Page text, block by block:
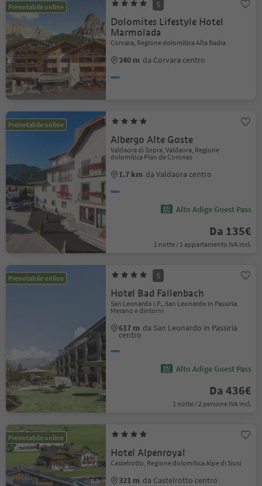
Prenotabile online S
Dolomites Lifestyle Hotel
Marmolada
Corvara, Regione dolomitica Alta Badia
240 m da Corvara centro
Prenotabile online
Albergo Alte Goste
Valdaora di Sopra, Valdaora, Regione
dolomitica Plan de Corones
1.7 km da Valdaora centro
Alto Adige Guest Pass
Da 135€
1 notte / 1 appartamento IVA incl.
Prenotabile online S
Hotel Bad Fallenbach
San Leonardo i.P., San Leonardo in Passiria,
Merano e dintorni
617 m da San Leonardo in Passiria
centro
Alto Adige Guest Pass
Da 436€
1 notte / 2 persone IVA incl.
Prenotabile online
Hotel Alpenroyal
Castelrotto, Regione dolomitica Alpe di Siusi
321 m da Castelrotto centro